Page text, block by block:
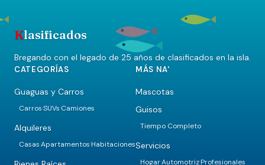
Klasificados
Bregando con el legado de 25 años de clasificados en la isla.
CATEGORÍAS
Guaguas y Carros
Carros·SUVs·Camiones
Alquileres
Casas·Apartamentos·Habitaciones
MÁS NA'
Mascotas
Guisos
Tiempo Completo
Servicios
Hogar·Automotriz·Profesionales